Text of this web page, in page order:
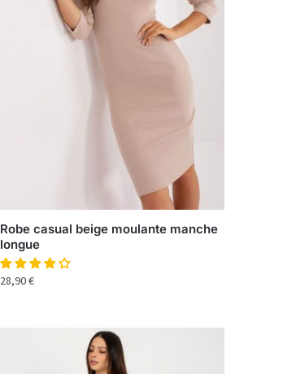
Robe casual beige moulante manche
longue
28,90€